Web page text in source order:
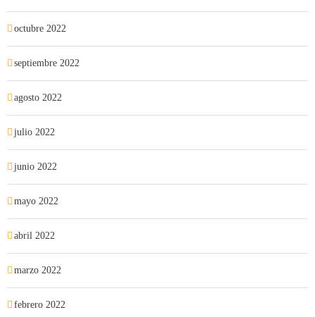
octubre 2022
septiembre 2022
agosto 2022
julio 2022
junio 2022
mayo 2022
abril 2022
marzo 2022
febrero 2022